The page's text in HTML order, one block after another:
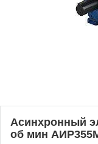
Асинхронный
об мин